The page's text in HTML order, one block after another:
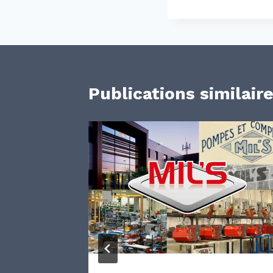
Publications